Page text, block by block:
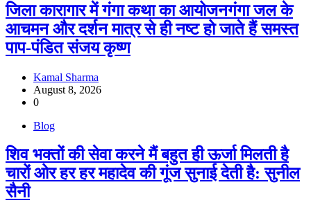
जिला कारागार में गंगा कथा का आयोजनगंगा जल के
आचमन और दर्शन मात्र से ही नष्ट हो जाते हैं समस्त
पाप-पंडित संजय कृष्ण
Kamal Sharma
August 8, 2026
0
Blog
शिव भक्तों की सेवा करने मैं बहुत ही ऊर्जा मिलती है
चारों ओर हर हर महादेव की गूंज सुनाई देती है: सुनील
सैनी